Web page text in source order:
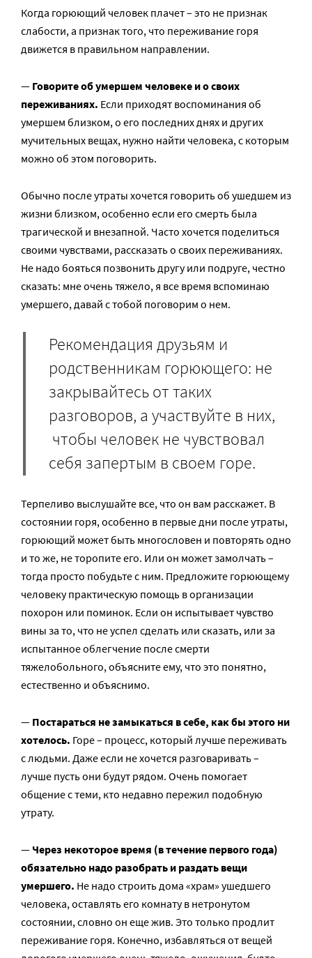
Когда горюющий человек плачет – это не признак
слабости, а признак того, что переживание горя
движется в правильном направлении.
— Говорите об умершем человеке и о своих
переживаниях. Если приходят воспоминания об
умершем близком, о его последних днях и других
мучительных вещах, нужно найти человека, с которым
можно об этом поговорить.
Обычно после утраты хочется говорить об ушедшем из
жизни близком, особенно если его смерть была
трагической и внезапной. Часто хочется поделиться
своими чувствами, рассказать о своих переживаниях.
Не надо бояться позвонить другу или подруге, честно
сказать: мне очень тяжело, я все время вспоминаю
умершего, давай с тобой поговорим о нем.
Рекомендация друзьям и
родственникам горюющего: не
закрывайтесь от таких
разговоров, а участвуйте в них,
чтобы человек не чувствовал
себя запертым в своем горе.
Терпеливо выслушайте все, что он вам расскажет. В
состоянии горя, особенно в первые дни после утраты,
горюющий может быть многословен и повторять одно
и то же, не торопите его. Или он может замолчать –
тогда просто побудьте с ним. Предложите горюющему
человеку практическую помощь в организации
похорон или поминок. Если он испытывает чувство
вины за то, что не успел сделать или сказать, или за
испытанное облегчение после смерти
тяжелобольного, объясните ему, что это понятно,
естественно и объяснимо.
— Постараться не замыкаться в себе, как бы этого ни
хотелось. Горе – процесс, который лучше переживать
с людьми. Даже если не хочется разговаривать –
лучше пусть они будут рядом. Очень помогает
общение с теми, кто недавно пережил подобную
утрату.
— Через некоторое время (в течение первого года)
обязательно надо разобрать и раздать вещи
умершего. Не надо строить дома «храм» ушедшего
человека, оставлять его комнату в нетронутом
состоянии, словно он еще жив. Это только продлит
переживание горя. Конечно, избавляться от вещей